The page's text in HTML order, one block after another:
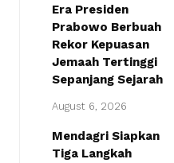
Era Presiden
Prabowo Berbuah
Rekor Kepuasan
Jemaah Tertinggi
Sepanjang Sejarah
August 6, 2026
Mendagri Siapkan
Tiga Langkah